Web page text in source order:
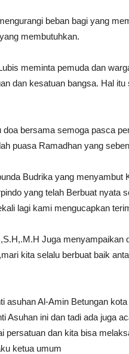
beban bagi yang
membutuhkan.
meminta pemuda dan
dan kesatuan bangsa. Hal
bersama semoga pasca
puasa Ramadhan yang
Budrika yang
yang telah Berbuat nyata
lagi kami mengucapkan
Juga menyampaikan
kita selalu berbuat baik
asuhan Al-Amin Betungan
Asuhan ini dan tadi ada juga
persatuan dan kita bisa
ketua umum